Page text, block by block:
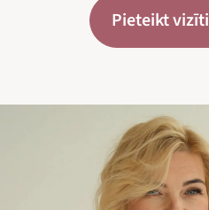
Pieteikt vizīti